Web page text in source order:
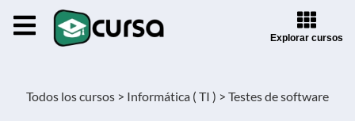
Explorar cursos
Todos los cursos > Informática ( TI ) > Testes de software